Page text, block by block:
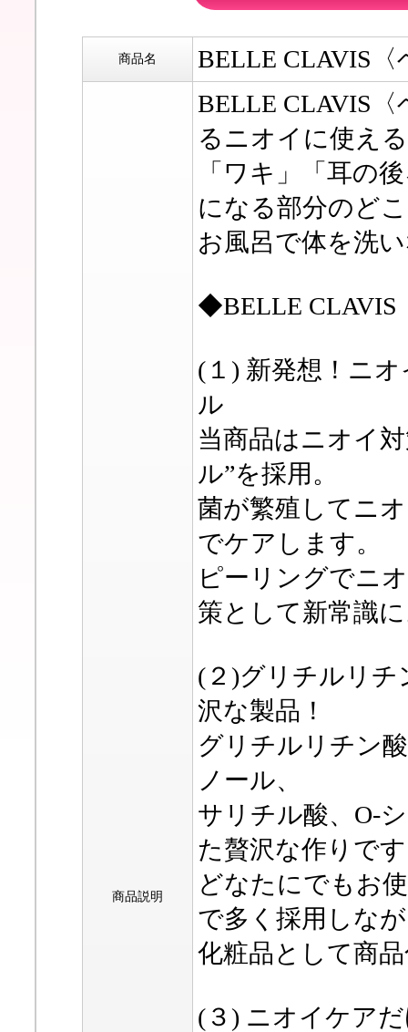
商品名 BELLE CLAVIS
商品説明
BELLE CLAVIS
るニオイに使え
「ワキ」「耳の
になる部分のど
お風呂で体を洗
◆BELLE
(１) 新発想！ニ
ル
当商品はニオイ
ル”を採用。
菌が繁殖してニ
でケアします。
ピーリングでニ
策として新常識
(２)グリチルリチ
沢な製品！
グリチルリチン
ノール、
サリチル酸、O-
た贅沢な作りで
どなたにでもお
で多く採用しな
化粧品として商
(３) ニオイケア